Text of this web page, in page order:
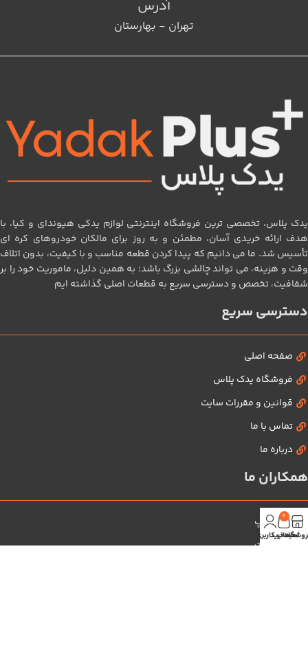
آدرس
تهران - بهارستان
یدک پلاس، تخصصی‌ ترین فروشگاه اینترنتی لوازم یدکی هیوندای و کیا، با
هدف ارائه خریدی آسان، مطمئن و به‌ روز برای مالکان خودروهای کره‌ ای
تأسیس شد. ما می‌ دانیم که پیدا کردن قطعه مناسب و با کیفیت، بدون اتلاف
وقت و هزینه، می‌ تواند چالشی بزرگ باشد؛ به همین دلیل، ماموریت خود را بر
شفافیت، تخصص و دسترسی سریع به قطعات اصلی گذاشته‌ ایم
دسترسی سریع
صفحه اصلی
فروشگاه یدک پلاس
قوانین و مقررات سایت
تماس با ما
درباره ما
همکاران ما
یدک شاپ
یدک سنتر
0
سبد خرید
حساب کاربری من